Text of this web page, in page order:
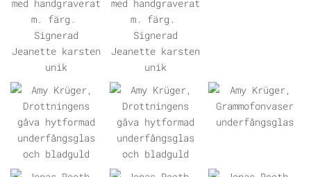
ÖPPNA GALLERI ÖPPNA GALLERI
ÖPPNA GALLERI